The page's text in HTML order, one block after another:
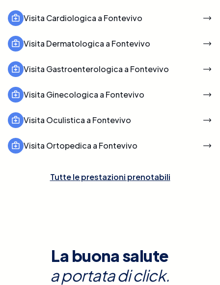
Visita Cardiologica a Fontevivo
Visita Dermatologica a Fontevivo
Visita Gastroenterologica a Fontevivo
Visita Ginecologica a Fontevivo
Visita Oculistica a Fontevivo
Visita Ortopedica a Fontevivo
Tutte le prestazioni prenotabili
La buona salute
a portata di click.